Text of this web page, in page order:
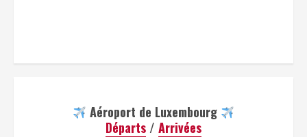
Aéroport de Luxembourg
Départs / Arrivées